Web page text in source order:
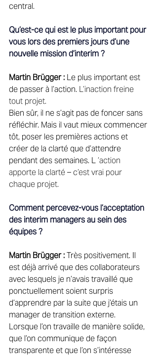
central.
Qu’est-ce qui est le plus important pour
vous lors des premiers jours d’une
nouvelle mission d’interim ?
Martin Brügger : Le plus important est
de passer à l’action. L’inaction freine
tout projet.
Bien sûr, il ne s’agit pas de foncer sans
réfléchir. Mais il vaut mieux commencer
tôt, poser les premières actions et
créer de la clarté que d’attendre
pendant des semaines. L ’action
apporte la clarté – c’est vrai pour
chaque projet.
Comment percevez-vous l’acceptation
des interim managers au sein des
équipes ?
Martin Brügger : Très positivement. Il
est déjà arrivé que des collaborateurs
avec lesquels je n’avais travaillé que
ponctuellement soient surpris
d’apprendre par la suite que j’étais un
manager de transition externe.
Lorsque l’on travaille de manière solide,
que l’on communique de façon
transparente et que l’on s’intéresse